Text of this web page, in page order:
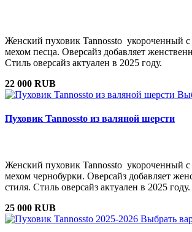
Женский пуховик Tannossto укороченный
мехом песца. Оверсайз добавляет
Стиль оверсайз актуален в 2025 году.
22 000 RUB
Пуховик Tannossto из валяной шерсти
Женский пуховик Tannossto укороченный
мехом чернобурки. Оверсайз добавляет
стиля. Стиль оверсайз актуален в 2025 году.
25 000 RUB
Выбрать